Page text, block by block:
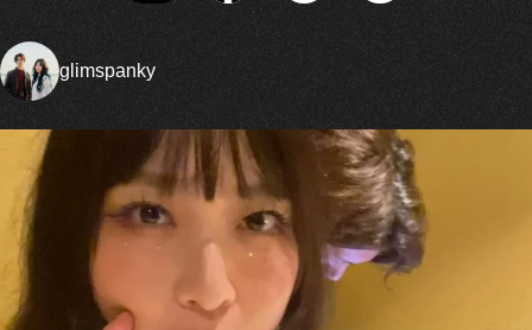
glimspanky